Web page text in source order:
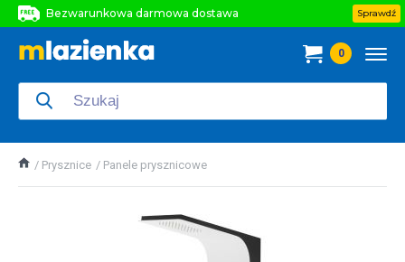
Bezwarunkowa darmowa dostawa
Bezwarunkowa darmowa dostawa
Sprawdź
0
Prysznice Panele prysznicowe